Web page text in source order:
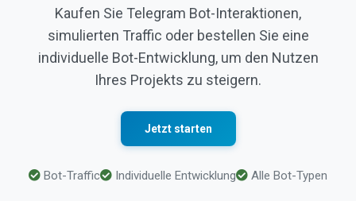
Kaufen Sie Telegram Bot-Interaktionen,
simulierten Traffic oder bestellen Sie eine
individuelle Bot-Entwicklung, um den Nutzen
Ihres Projekts zu steigern.
Jetzt starten
Bot-Traffic Individuelle Entwicklung Alle Bot-Typen